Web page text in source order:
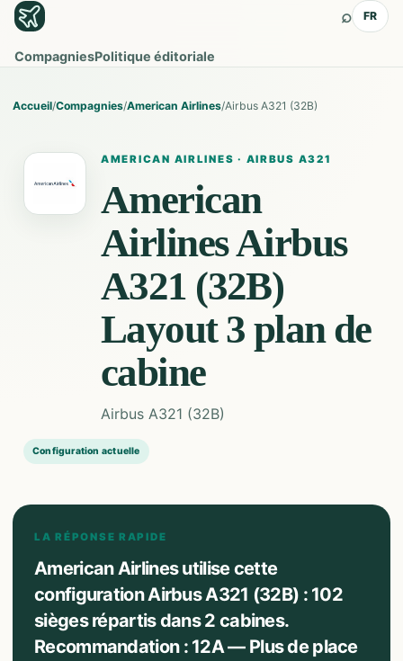
CompagniesPolitique éditoriale
⌕ FR
Accueil/Compagnies/American Airlines/Airbus A321 (32B)
AMERICAN AIRLINES · AIRBUS A321
American
AirlinesAirbus
A321 (32B)
Layout 3 plan de
cabine
Airbus A321 (32B)
Configuration actuelle
LA RÉPONSE RAPIDE
American Airlines utilise cette
configuration Airbus A321 (32B) : 102
sièges répartis dans 2 cabines.
Recommandation : 12A — Plus de place